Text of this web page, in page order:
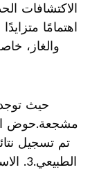
الاكتشافات
اهتمامًا
والغاز،
حيث توجد
مشجعة.حوض
تم تسجيل